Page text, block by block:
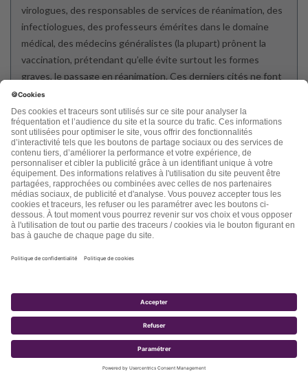
virologues, des responsables de services de réanimation, des
infectiologues, des professeurs émérites dans le domaine
médical, des médecins généralistes (la plupart) prônent la
vaccination, prétendant qu’elle évite surtout les formes
graves, le passage en réanimation. Ces derniers cités ne font
pourtant pas partie de Big Pharma qui on le sait deviennent
très riches, alors pourquoi ils ne nous diraient pas la vérité ?
Nous lisons, entendons, tout et son contraire. J’avoue que je
ne sais plus qui croire. C’est cela qui est anxiogène : ne pas
avoir, ou ne plus avoir confiance, c’est mon cas et cela fait
peur. On ne peut pas nous dire « faites comme vous le
souhaitez, prenez vos responsabilités » dans le sens où nous
ne connaissons pas la vérité. On nous ment peut-être ? Merci
me me dire ce que vous en pensez. Cordialement. Mme
Dominique Bianchini
Répondre
9 janvier 2022 à 17 h 14 min
Merci Docteur Rueff pour ce magnifique article. Je suis
vaccinée, mais suis scandalisée que l’on jette en pâture les